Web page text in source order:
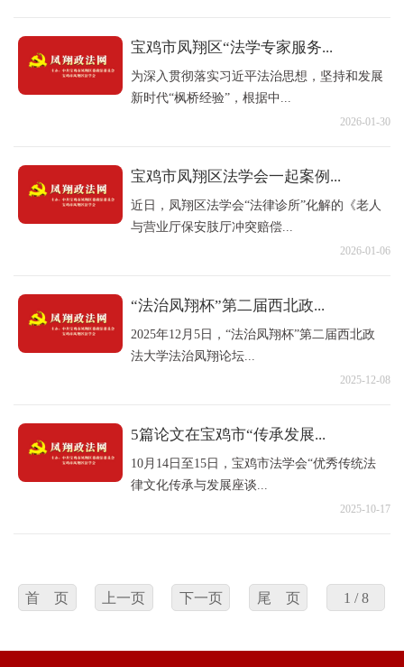
宝鸡市凤翔区“法学专家服务...
为深入贯彻落实习近平法治思想，坚持和发展
新时代“枫桥经验”，根据中...
2026-01-30
宝鸡市凤翔区法学会一起案例...
近日，凤翔区法学会“法律诊所”化解的《老人
与营业厅保安肢厅冲突赔偿...
2026-01-06
“法治凤翔杯”第二届西北政...
2025年12月5日，“法治凤翔杯”第二届西北政
法大学法治凤翔论坛...
2025-12-08
5篇论文在宝鸡市“传承发展...
10月14日至15日，宝鸡市法学会“优秀传统法
律文化传承与发展座谈...
2025-10-17
首 页 上一页 下一页 尾 页 1 / 8